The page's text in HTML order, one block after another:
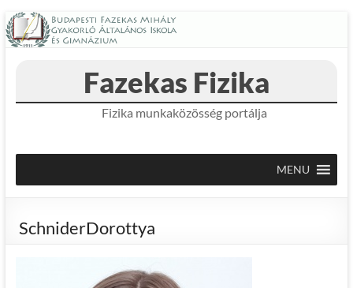
Skip
to
content
Fazekas Fizika
Fizika munkaközösség portálja
MENU
SchniderDorottya